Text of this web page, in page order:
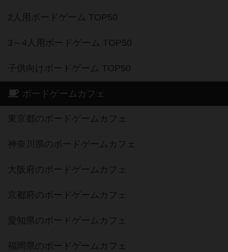
2人用ボードゲーム TOP50
3～4人用ボードゲーム TOP50
子供向けボードゲーム TOP50
ボードゲームカフェ
東京都のボードゲームカフェ
神奈川県のボードゲームカフェ
大阪府のボードゲームカフェ
京都府のボードゲームカフェ
愛知県のボードゲームカフェ
福岡県のボードゲームカフェ